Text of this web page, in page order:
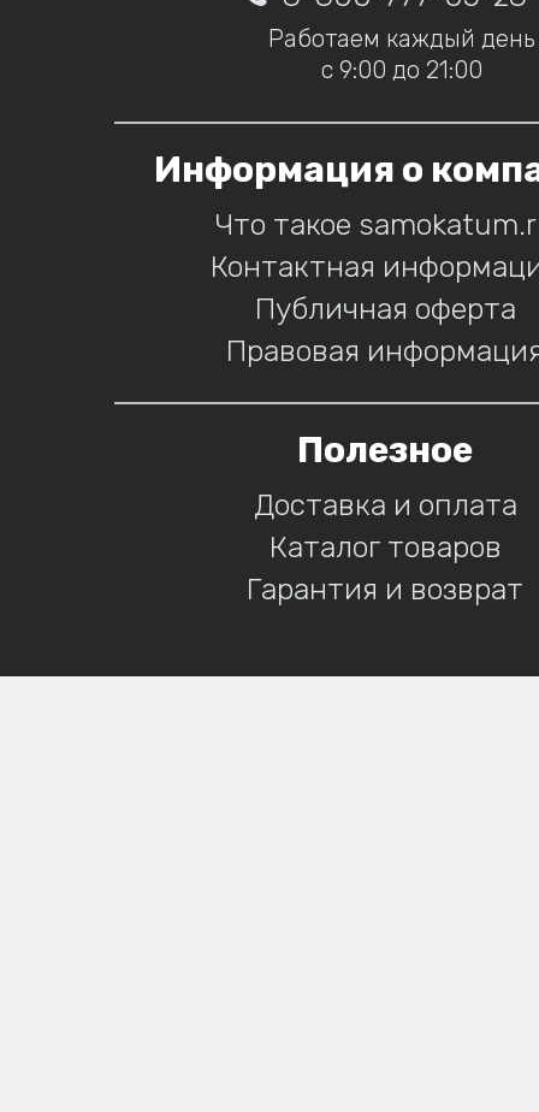
Работаем каждый день
с 9:00 до 21:00
Информация о
Что такое
Контактная
Публичная оферта
Правовая
Полезное
Доставка и оплата
Каталог товаров
Гарантия и возврат